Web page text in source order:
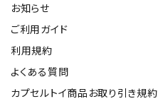
お知らせ
ご利用ガイド
利用規約
よくある質問
カプセルトイ商品お取り引き規約